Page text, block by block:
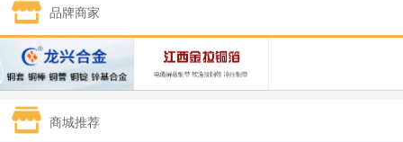
1#锡 434,750—436,750
1#镍 131,200—132,400
1#白银 15,170—15,180 15,175 615
钯金
品牌商家
商城推荐